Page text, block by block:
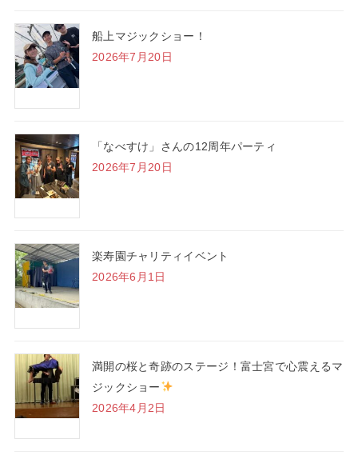
船上マジックショー！
2026年7月20日
「なべすけ」さんの12周年パーティ
2026年7月20日
楽寿園チャリティイベント
2026年6月1日
満開の桜と奇跡のステージ！富士宮で心震えるマ
ジックショー
2026年4月2日